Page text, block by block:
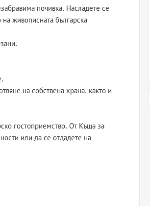
почивка. Насладете се
живописната българска
на собствена храна, както и
гостоприемство. От Къща за
или да се отдадете на